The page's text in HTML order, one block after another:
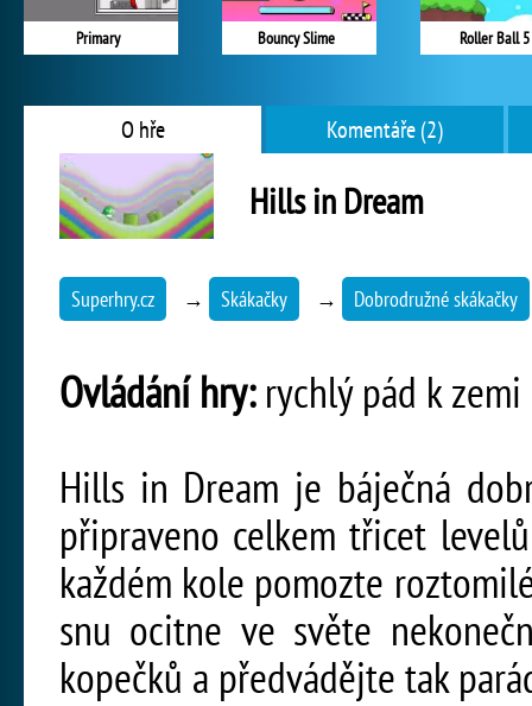
Primary Bouncy Slime Roller Ball 5
O hře Komentáře (2)
Hills in Dream
Superhry.cz → Skákačky → Dobrodružné skákačky
Ovládání hry:rychlý pád k
Hills in Dream je báječná
připraveno celkem třicet
každém kole pomozte
snu ocitne ve světe
kopečků a předvádějte tak